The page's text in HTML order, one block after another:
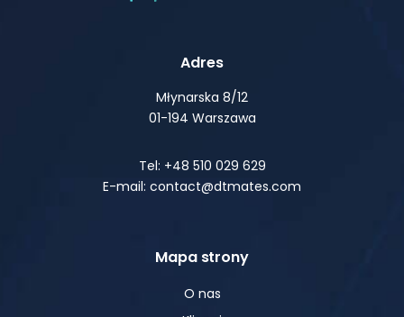
Adres
Młynarska 8/12
01-194 Warszawa
Tel: +48 510 029 629
E-mail: contact@dtmates.com
Mapa strony
O nas